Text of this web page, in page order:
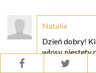
Natalia
Dzień dobry!
włosy, niestety
platynowego